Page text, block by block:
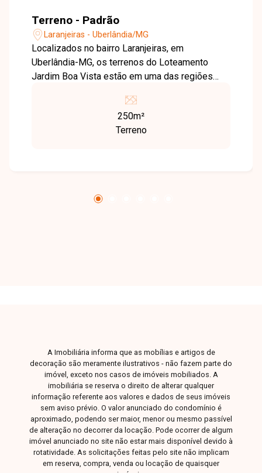
Terreno - Padrão
Laranjeiras - Uberlândia/MG
Localizados no bairro Laranjeiras, em
Uberlândia-MG, os terrenos do Loteamento
Jardim Boa Vista estão em uma das regiões
da cidade. Com fácil acesso às principais
avenidas e excelente infraestrutura, o
empreendimento oferece praticidade, qualidade
lotes 51 ao 54, oferecendo excelente
250m²
Terreno
A Imobiliária informa que as mobílias e artigos de
decoração são meramente ilustrativos - não fazem parte do
imóvel, exceto nos casos de imóveis mobiliados. A
imobiliária se reserva o direito de alterar qualquer
informação referente aos valores e dados de seus imóveis
sem aviso prévio. O valor anunciado do condomínio é
aproximado, podendo ser maior, menor ou mesmo passível
de alteração no decorrer da locação. Pode ocorrer de algum
imóvel anunciado no site não estar mais disponível devido à
rotatividade. As solicitações feitas pelo site não implicam
em reserva, compra, venda ou locação de quaisquer